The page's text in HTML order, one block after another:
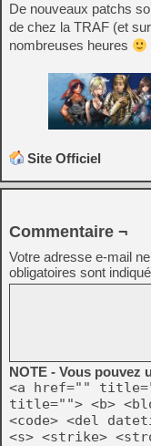
De nouveaux patchs
de chez la TRAF (et
nombreuses heures
Site Officiel
Commentaire ¬
Votre adresse e-mail
obligatoires sont
NOTE - Vous pouvez
<a href=""
title=""> <b>
<code> <del
<s> <strike>